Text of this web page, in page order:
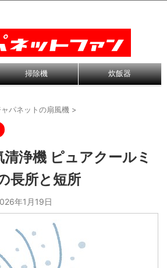
掃除機 炊飯器
ャパネットの扇風機 >
浄機 ピュアクールミ
長所と短所
年1月19日